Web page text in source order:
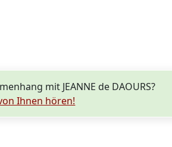
mit JEANNE de DAOURS?
Ihnen hören!